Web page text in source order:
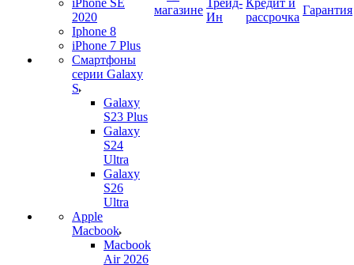
iPhone SE
2020
Iphone 8
iPhone 7 Plus
Смартфоны
серии Galaxy
S
Galaxy
S23 Plus
Galaxy
S24
Ultra
Galaxy
S26
Ultra
Apple
Macbook
Macbook
Air 2026
магазине
Трейд-
Ин
Кредит и
рассрочка
Гарантия